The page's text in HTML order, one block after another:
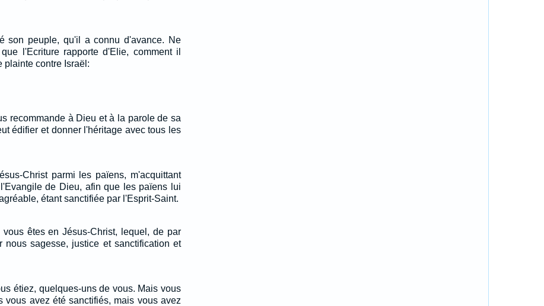
son peuple, qu'il a connu d'avance. Ne
l'Ecriture rapporte d'Elie, comment il
plainte contre Israël:
recommande à Dieu et à la parole de sa
édifier et donner l'héritage avec tous les
Christ parmi les païens, m'acquittant
de Dieu, afin que les païens lui
étant sanctifiée par l'Esprit-Saint.
êtes en Jésus-Christ, lequel, de par
nous sagesse, justice et sanctification et
étiez, quelques-uns de vous. Mais vous
vous avez été sanctifiés, mais vous avez